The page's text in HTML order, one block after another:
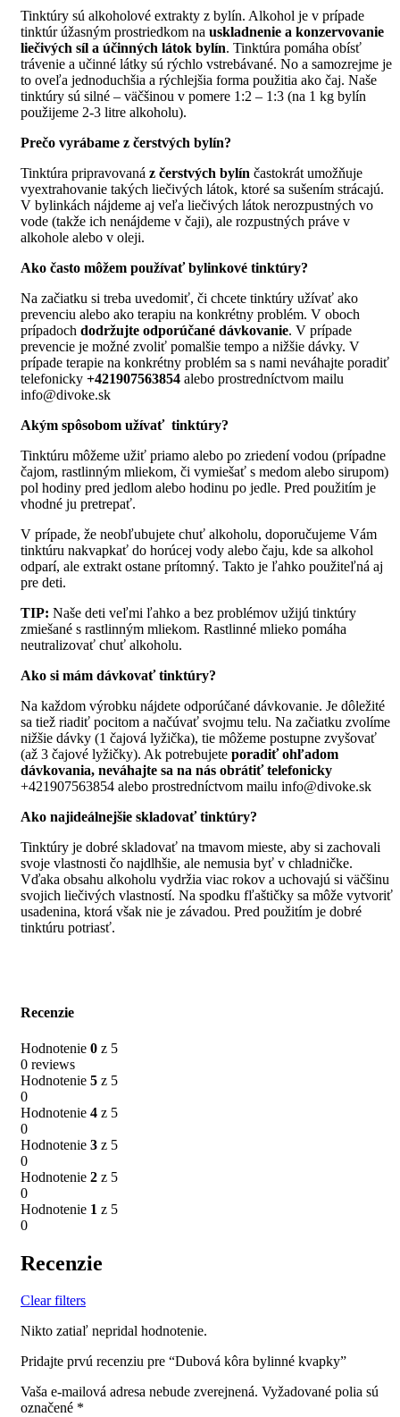
Tinktúry sú alkoholové extrakty z bylín. Alkohol je v prípade
tinktúr úžasným prostriedkom na uskladnenie a konzervovanie
liečivých síl a účinných látok bylín. Tinktúra pomáha obísť
trávenie a učinné látky sú rýchlo vstrebávané. No a samozrejme je
to oveľa jednoduchšia a rýchlejšia forma použitia ako čaj. Naše
tinktúry sú silné – väčšinou v pomere 1:2 – 1:3 (na 1 kg bylín
použijeme 2-3 litre alkoholu).
Prečo vyrábame z čerstvých bylín?
Tinktúra pripravovaná z čerstvých bylín častokrát umožňuje
vyextrahovanie takých liečivých látok, ktoré sa sušením strácajú.
V bylinkách nájdeme aj veľa liečivých látok nerozpustných vo
vode (takže ich nenájdeme v čaji), ale rozpustných práve v
alkohole alebo v oleji.
Ako často môžem používať bylinkové tinktúry?
Na začiatku si treba uvedomiť, či chcete tinktúry užívať ako
prevenciu alebo ako terapiu na konkrétny problém. V oboch
prípadoch dodržujte odporúčané dávkovanie. V prípade
prevencie je možné zvoliť pomalšie tempo a nižšie dávky. V
prípade terapie na konkrétny problém sa s nami neváhajte poradiť
telefonicky +421907563854 alebo prostredníctvom mailu
info@divoke.sk
Akým spôsobom užívať tinktúry?
Tinktúru môžeme užiť priamo alebo po zriedení vodou (prípadne
čajom, rastlinným mliekom, či vymiešať s medom alebo sirupom)
pol hodiny pred jedlom alebo hodinu po jedle. Pred použitím je
vhodné ju pretrepať.
V prípade, že neobľubujete chuť alkoholu, doporučujeme Vám
tinktúru nakvapkať do horúcej vody alebo čaju, kde sa alkohol
odparí, ale extrakt ostane prítomný. Takto je ľahko použiteľná aj
pre deti.
TIP: Naše deti veľmi ľahko a bez problémov užijú tinktúry
zmiešané s rastlinným mliekom. Rastlinné mlieko pomáha
neutralizovať chuť alkoholu.
Ako si mám dávkovať tinktúry?
Na každom výrobku nájdete odporúčané dávkovanie. Je dôležité
sa tiež riadiť pocitom a načúvať svojmu telu. Na začiatku zvolíme
nižšie dávky (1 čajová lyžička), tie môžeme postupne zvyšovať
(až 3 čajové lyžičky). Ak potrebujete poradiť ohľadom
dávkovania, neváhajte sa na nás obrátiť telefonicky
+421907563854 alebo prostredníctvom mailu info@divoke.sk
Ako najideálnejšie skladovať tinktúry?
Tinktúry je dobré skladovať na tmavom mieste, aby si zachovali
svoje vlastnosti čo najdlhšie, ale nemusia byť v chladničke.
Vďaka obsahu alkoholu vydržia viac rokov a uchovajú si väčšinu
svojich liečivých vlastností. Na spodku fľaštičky sa môže vytvoriť
usadenina, ktorá však nie je závadou. Pred použitím je dobré
tinktúru potriasť.
Recenzie
Hodnotenie 0 z 5
0 reviews
Hodnotenie 5 z 5
0
Hodnotenie 4 z 5
0
Hodnotenie 3 z 5
0
Hodnotenie 2 z 5
0
Hodnotenie 1 z 5
0
Recenzie
Clear filters
Nikto zatiaľ nepridal hodnotenie.
Pridajte prvú recenziu pre “Dubová kôra bylinné kvapky”
Vaša e-mailová adresa nebude zverejnená. Vyžadované polia sú
označené *